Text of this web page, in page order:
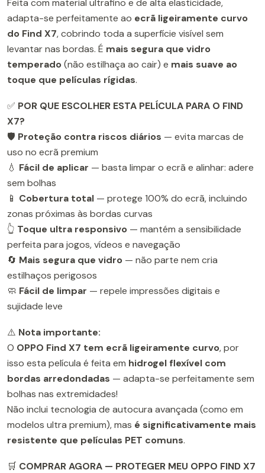
Feita com material ultrafino e de alta elasticidade,
adapta-se perfeitamente ao ecrã ligeiramente curvo
do Find X7, cobrindo toda a superfície visível sem
levantar nas bordas. É mais segura que vidro
temperado(não estilhaça ao cair) e mais suave ao
toque que películas rígidas.
✅ POR QUE ESCOLHER ESTA PELÍCULA PARA O FIND
X7?
🛡️ Proteção contra riscos diários — evita marcas de
uso no ecrã premium
💧 Fácil de aplicar — basta limpar o ecrã e alinhar: adere
sem bolhas
📱 Cobertura total — protege 100% do ecrã, incluindo
zonas próximas às bordas curvas
👆 Toque ultra responsivo — mantém a sensibilidade
perfeita para jogos, vídeos e navegação
🔄 Mais segura que vidro — não parte nem cria
estilhaços perigosos
🧼 Fácil de limpar — repele impressões digitais e
sujidade leve
⚠️ Nota importante:
O OPPO Find X7 tem ecrã ligeiramente curvo, por
isso esta película é feita em hidrogel flexível com
bordas arredondadas — adapta-se perfeitamente sem
bolhas nas extremidades!
Não inclui tecnologia de autocura avançada (como em
modelos ultra premium), mas é significativamente mais
resistente que películas PET comuns.
🛒 COMPRAR AGORA — PROTEGER MEU OPPO FIND X7